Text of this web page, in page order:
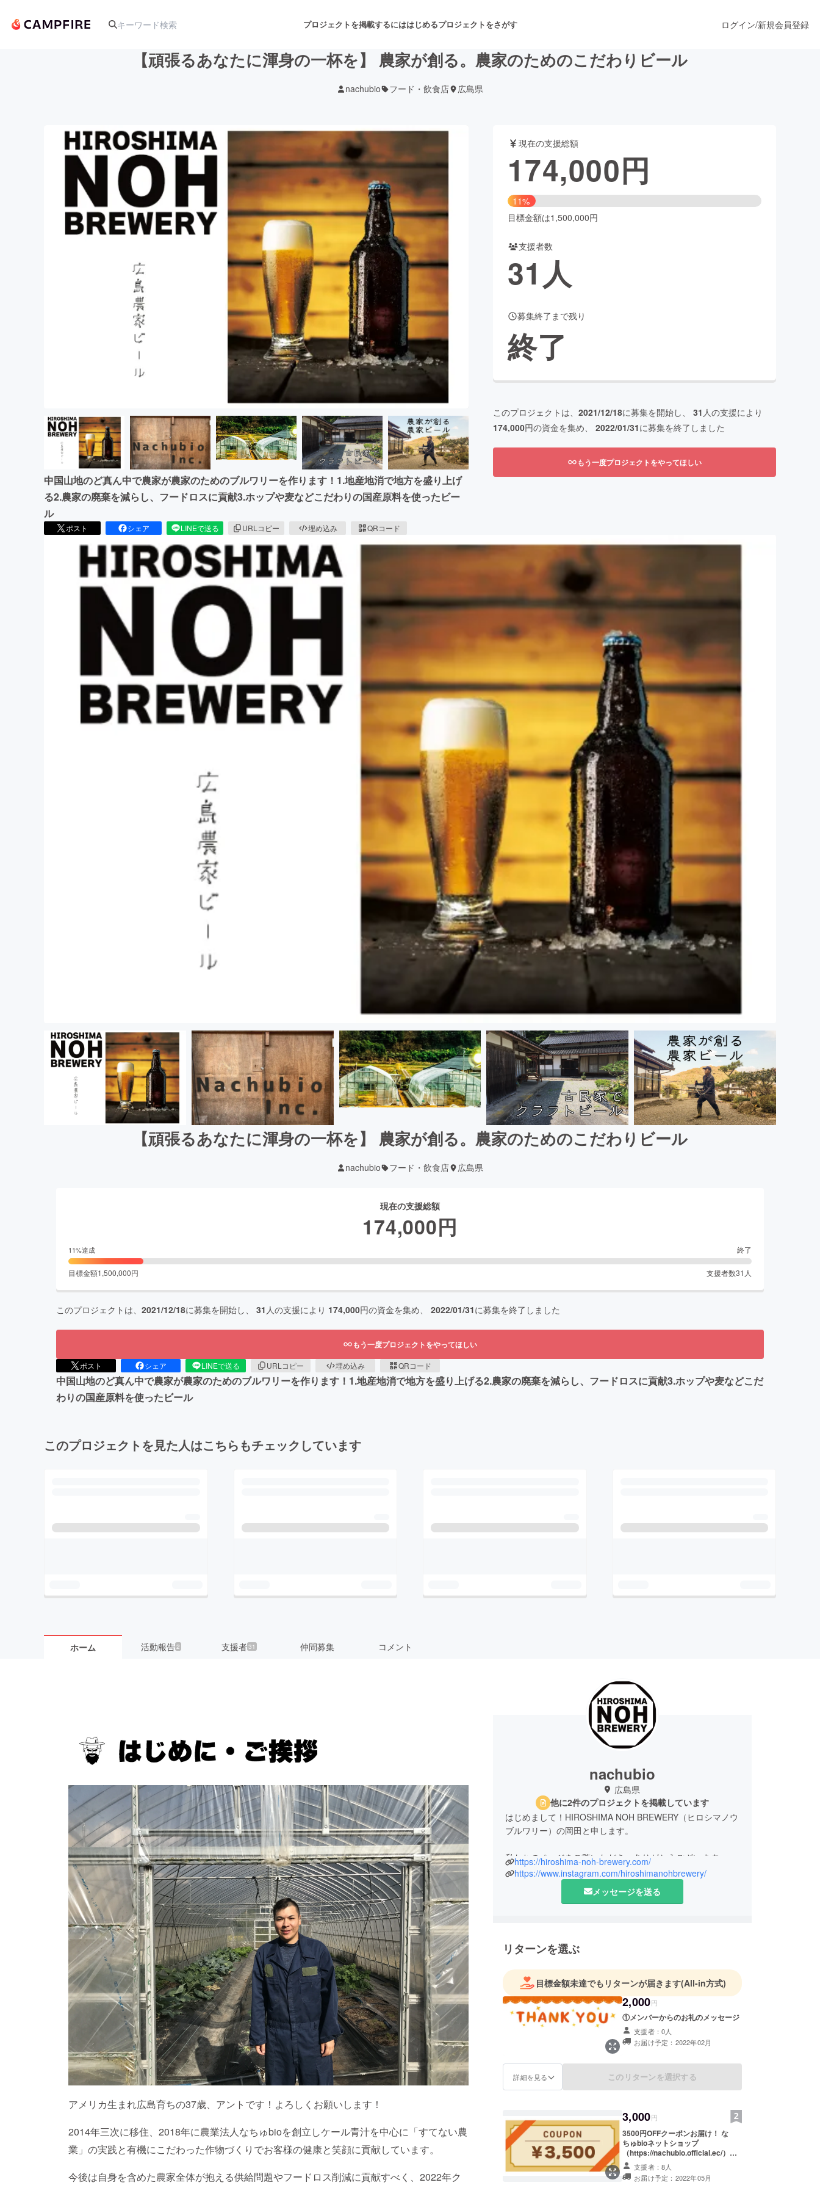
プロジェクトを掲載するにははじめるプロジェクトをさがす
アート・写真 音楽 舞台・パフォーマンス
テクノロジー・ガジェット ゲーム・サービス開発 ファッション
映像・映画 書籍・雑誌出版
チャレンジ ビューティー・ヘルスケア
まちづくり・地域活性化
CAMPFIRE for Social Good
CAMPFIREふるさと納税machi-ya
ログイン/新規会員登録
【頑張るあなたに渾身の一杯を】 農家が創る。農家のためのこだわりビール
nachubio フード・飲食店 広島県
中国山地のど真ん中で農家が農家のためのブルワリーを作ります！1.地産地消で地方を盛り上げ
る2.農家の廃棄を減らし、フードロスに貢献3.ホップや麦などこだわりの国産原料を使ったビー
ル
ポスト シェア LINEで送る URLコピー 埋め込み QRコード
現在の支援総額
174,000円
11%
目標金額は1,500,000円
支援者数
31 人
募集終了まで残り
終了
このプロジェクトは、 2021/12/18に募集を開始し、 31 人の支援により
174,000円の資金を集め、 2022/01/31に募集を終了しました
もう一度プロジェクトをやってほしい
【頑張るあなたに渾身の一杯を】 農家が創る。農家のためのこだわりビール
nachubio フード・飲食店 広島県
現在の支援総額
174,000円
11%達成 終了
目標金額1,500,000円 支援者数31 人
このプロジェクトは、 2021/12/18に募集を開始し、 31 人の支援により 174,000円の資金を集め、 2022/01/31に募集を終了しました
もう一度プロジェクトをやってほしい
ポスト シェア LINEで送る URLコピー 埋め込み QRコード
中国山地のど真ん中で農家が農家のためのブルワリーを作ります！1.地産地消で地方を盛り上げる2.農家の廃棄を減らし、フードロスに貢献3.ホップや麦などこだ
わりの国産原料を使ったビール
このプロジェクトを見た人はこちらもチェックしています
ホーム 活動報告2 支援者31 仲間募集 コメント
アメリカ生まれ広島育ちの37歳、アントです！よろしくお願いします！
2014年三次に移住、2018年に農業法人なちゅbioを創立しケール青汁を中心に「すてない農
業」の実践と有機にこだわった作物づくりでお客様の健康と笑顔に貢献しています。
今後は自身を含めた農家全体が抱える供給問題やフードロス削減に貢献すべく、2022年ク
nachubio
広島県
他に2件のプロジェクトを掲載しています
はじめまして！HIROSHIMA NOH BREWERY（ヒロシマノウ
ブルワリー）の岡田と申します。
私たちのページをご覧いただき、ありがとうございます。普
段は株式会社なちゅbioとして農産物栽培と農産加工品を作っ
ていますが、2022年からはHIROSHIMA NOH BREWERYと
してクラフトビール作りに情熱を注いでいます。
https://hiroshima-noh-brewery.com/
https://www.instagram.com/hiroshimanohbrewery/
メッセージを送る
リターンを選ぶ
目標金額未達でもリターンが届きます(All-in方式)
2,000円
①メンバーからのお礼のメッセージ
支援者：0人
お届け予定：2022年02月
詳細を見る このリターンを選択する
3,000円
3500円OFFクーポンお届け！ な
ちゅbioネットショップ
（https://nachubio.official.ec/）で
使えるクーポンをメールにてお届け
いたします。 当社おなじみのケール
青汁、ドレッシング、ピクルスなど
支援者：8人
お届け予定：2022年05月